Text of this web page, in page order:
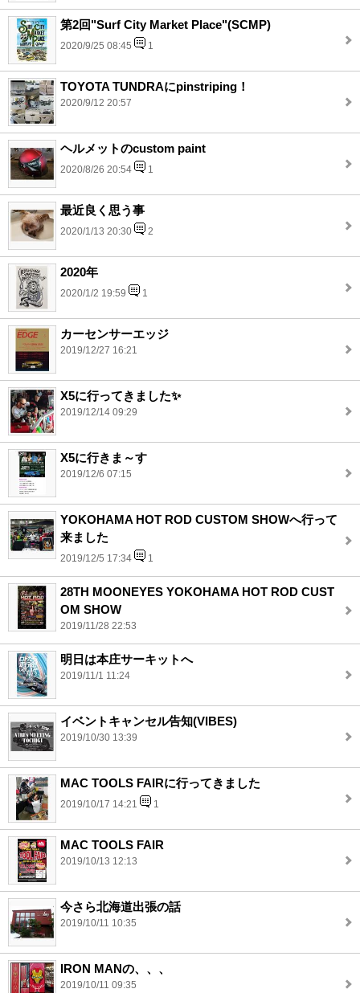
第2回"Surf City Market Place"(SCMP)
2020/9/25 08:45 1
TOYOTA TUNDRAにpinstriping！
2020/9/12 20:57
ヘルメットのcustom paint
2020/8/26 20:54 1
最近良く思う事
2020/1/13 20:30 2
2020年
2020/1/2 19:59 1
カーセンサーエッジ
2019/12/27 16:21
X5に行ってきました✨
2019/12/14 09:29
X5に行きま～す
2019/12/6 07:15
YOKOHAMA HOT ROD CUSTOM SHOWへ行って
来ました
2019/12/5 17:34 1
28TH MOONEYES YOKOHAMA HOT ROD CUST
OM SHOW
2019/11/28 22:53
明日は本庄サーキットへ
2019/11/1 11:24
イベントキャンセル告知(VIBES)
2019/10/30 13:39
MAC TOOLS FAIRに行ってきました
2019/10/17 14:21 1
MAC TOOLS FAIR
2019/10/13 12:13
今さら北海道出張の話
2019/10/11 10:35
IRON MANの、、、
2019/10/11 09:35